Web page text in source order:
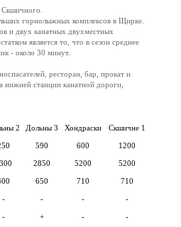
горнолыжных комплексов в Щирке.
и двух канатных двухместных
является то, что в сезон среднее
- около 30 минут.
ресторан, бар, прокат и
нижней станции канатной дороги,
2 Дольны 3 Хондраски Скшичне 1
590 600 1200
2850 5200 5200
650 710 710
- - - -
- + - -